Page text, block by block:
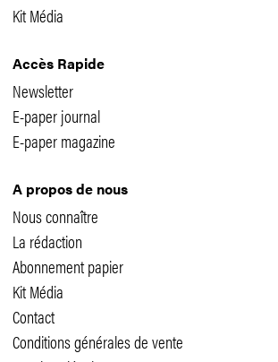
Kit Média
Accès Rapide
Newsletter
E-paper journal
E-paper magazine
A propos de nous
Nous connaître
La rédaction
Abonnement papier
Kit Média
Contact
Conditions générales de vente